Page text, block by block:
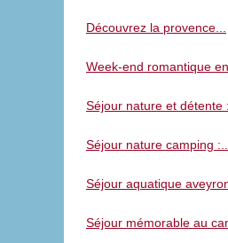
Découvrez la provence...
Week-end romantique en
Séjour nature et détente
Séjour nature camping :...
Séjour aquatique aveyron
Séjour mémorable au